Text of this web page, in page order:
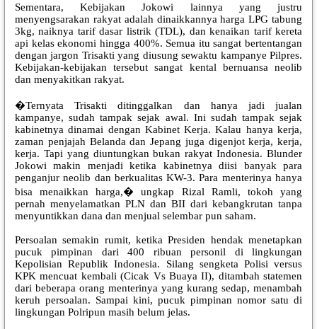
Sementara, Kebijakan Jokowi lainnya yang justru
menyengsarakan rakyat adalah dinaikkannya harga LPG tabung
3kg, naiknya tarif dasar listrik (TDL), dan kenaikan tarif kereta
api kelas ekonomi hingga 400%. Semua itu sangat bertentangan
dengan jargon Trisakti yang diusung sewaktu kampanye Pilpres.
Kebijakan-kebijakan tersebut sangat kental bernuansa neolib
dan menyakitkan rakyat.
�Ternyata Trisakti ditinggalkan dan hanya jadi jualan
kampanye, sudah tampak sejak awal. Ini sudah tampak sejak
kabinetnya dinamai dengan Kabinet Kerja. Kalau hanya kerja,
zaman penjajah Belanda dan Jepang juga digenjot kerja, kerja,
kerja. Tapi yang diuntungkan bukan rakyat Indonesia. Blunder
Jokowi makin menjadi ketika kabinetnya diisi banyak para
penganjur neolib dan berkualitas KW-3. Para menterinya hanya
bisa menaikkan harga,� ungkap Rizal Ramli, tokoh yang
pernah menyelamatkan PLN dan BII dari kebangkrutan tanpa
menyuntikkan dana dan menjual selembar pun saham.
Persoalan semakin rumit, ketika Presiden hendak menetapkan
pucuk pimpinan dari 400 ribuan personil di lingkungan
Kepolisian Republik Indonesia. Silang sengketa Polisi versus
KPK mencuat kembali (Cicak Vs Buaya II), ditambah statemen
dari beberapa orang menterinya yang kurang sedap, menambah
keruh persoalan. Sampai kini, pucuk pimpinan nomor satu di
lingkungan Polripun masih belum jelas.